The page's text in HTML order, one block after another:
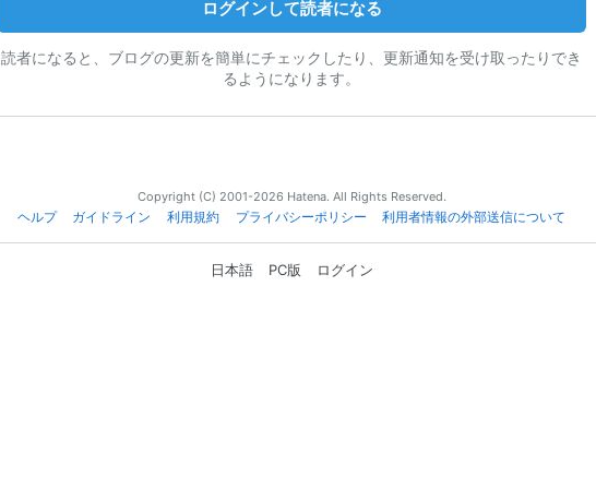
ログインして読者になる
読者になると、ブログの更新を簡単にチェックしたり、更新通知を受け取ったりでき
るようになります。
Copyright (C) 2001-2026 Hatena. All Rights Reserved.
ヘルプ
ガイドライン 利用規約 プライバシーポリシー 利用者情報の外部送信について
日本語 PC版 ログイン